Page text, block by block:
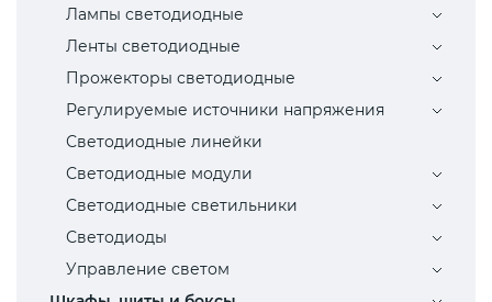
Лампы светодиодные
Ленты светодиодные
Прожекторы светодиодные
Регулируемые источники напряжения
Светодиодные линейки
Светодиодные модули
Светодиодные светильники
Светодиоды
Управление светом